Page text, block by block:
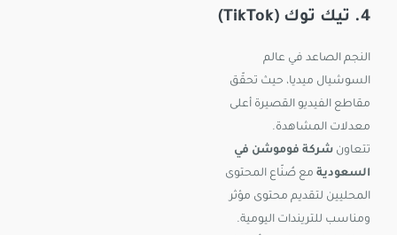
4. تيك توك (TikTok)
النجم الصاعد في عالم
السوشيال ميديا، حيث تحقّق
مقاطع الفيديو القصيرة أعلى
معدلات المشاهدة.
تتعاون شركة فوموشن في
السعودية مع صُنّاع المحتوى
المحليين لتقديم محتوى مؤثر
ومناسب للتريندات اليومية.